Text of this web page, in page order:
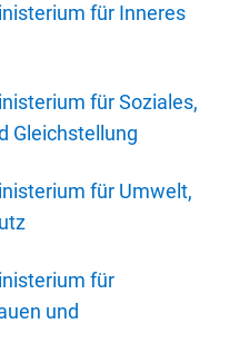
für Inneres
für Soziales,
Gleichstellung
für Umwelt,
für
und